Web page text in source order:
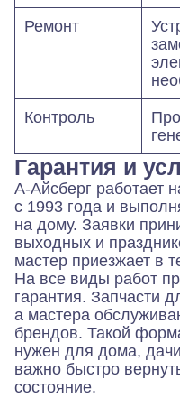
Ремонт
Контроль
Гарантия и
А-Айсберг работает
с 1993 года и
на дому. Заявки
выходных и
мастер приезжает в
На все виды работ
гарантия. Запчасти
а мастера
брендов. Такой
нужен для дома,
важно быстро
состояние.